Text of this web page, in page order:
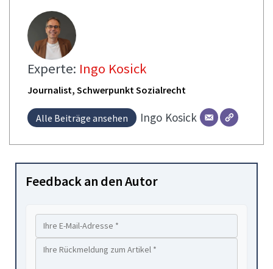
Experte: Ingo Kosick
Journalist, Schwerpunkt Sozialrecht
Alle Beiträge ansehen Ingo Kosick
Feedback an den Autor